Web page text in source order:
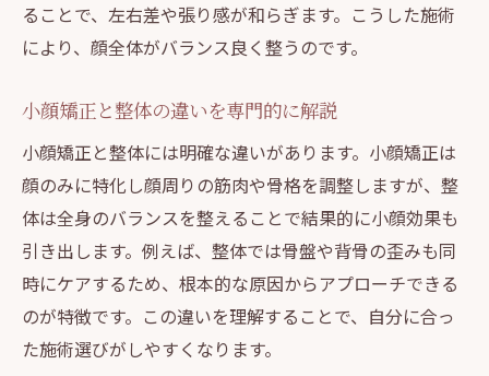
ることで、左右差や張り感が和らぎます。こうした施術
により、顔全体がバランス良く整うのです。
小顔矯正と整体の違いを専門的に解説
小顔矯正と整体には明確な違いがあります。小顔矯正は
顔のみに特化し顔周りの筋肉や骨格を調整しますが、整
体は全身のバランスを整えることで結果的に小顔効果も
引き出します。例えば、整体では骨盤や背骨の歪みも同
時にケアするため、根本的な原因からアプローチできる
のが特徴です。この違いを理解することで、自分に合っ
た施術選びがしやすくなります。